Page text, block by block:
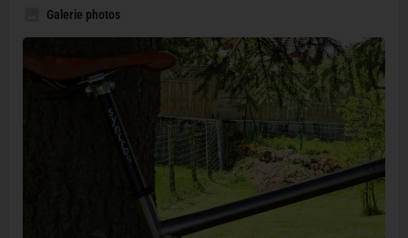
Galerie photos